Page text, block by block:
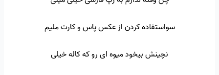
سواستفاده کردن از عکس پاس و کارت ملیم
نچینش بیخود میوه ای رو که کاله خیلی